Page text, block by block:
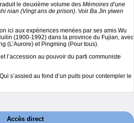
le deuxième volume des Mémoires d’une
nian (Vingt ans de prison). Voir Ba Jin yiwen
ici aux expériences menées par ses amis Wu
(1900-1992) dans la province du Fujian, avec
(L’Aurore) et Pingming (Pour tous).
l’accession au pouvoir du parti communiste
s’assied au fond d’un puits pour contempler le
Accès direct